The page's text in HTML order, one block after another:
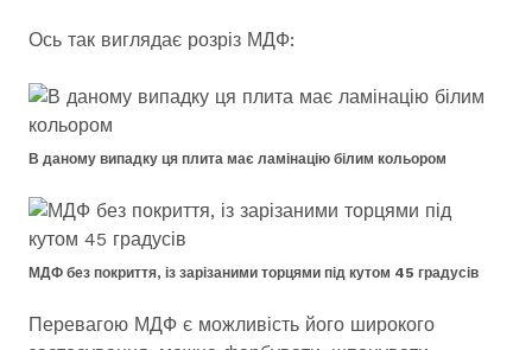
Ось так виглядає розріз МДФ:
В даному випадку ця плита має ламінацію білим кольором
МДФ без покриття, із зарізаними торцями під кутом 45 градусів
Перевагою МДФ є можливість його широкого